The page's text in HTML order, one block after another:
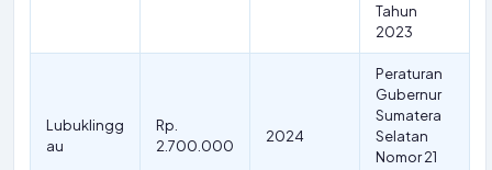
Tahun
2023
Lubuklingg
au
Rp.
2.700.000
2024
Peraturan
Gubernur
Sumatera
Selatan
Nomor 21